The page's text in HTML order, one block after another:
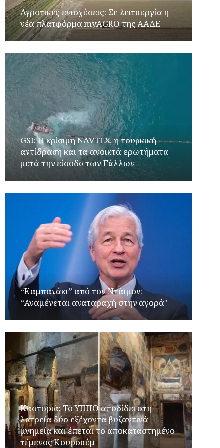
Αγροτικές ενισχύσεις: Σε λειτουργία η
νέα πλατφόρμα myAGRO της ΑΑΔΕ
GSI: Η κρίσιμη NAVTEX, η τουρκική
αντίδραση και τα ανοικτά ερωτήματα
μετά την είσοδο των Γάλλων
“Καμπανάκι” από τον Ντάιμον:
“Αναμένεται αναταραχή στην αγορά”
Καστοριά: Το ΥΠΠΟ αποδίδει στη
λατρεία δύο εξέχοντα βυζαντινά
μνημεία και έπεται το αποκαταστημένο
τέμενος Κουρσούμ